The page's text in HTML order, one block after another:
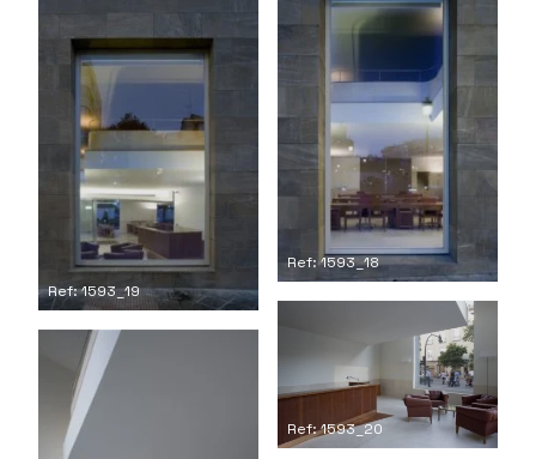
Ref: 1593_18
Ref: 1593_19
Ref: 1593_20